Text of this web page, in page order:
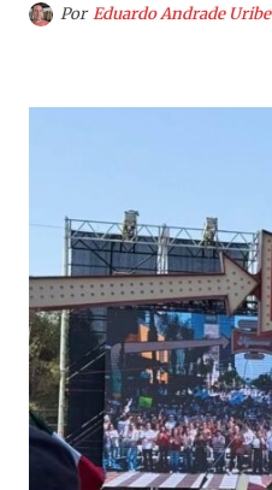
Por Eduardo Andrade Uribe